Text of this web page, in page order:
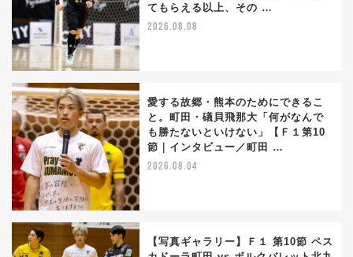
てもらえる以上、その …
2026.08.08
愛する故郷・熊本のためにできるこ
と。町田・礒貝飛那大「何がなんで
も勝たないといけない」【Ｆ１第10
節｜インタビュー／町田 …
2026.08.04
【写真ギャラリー】Ｆ１ 第10節 ペス